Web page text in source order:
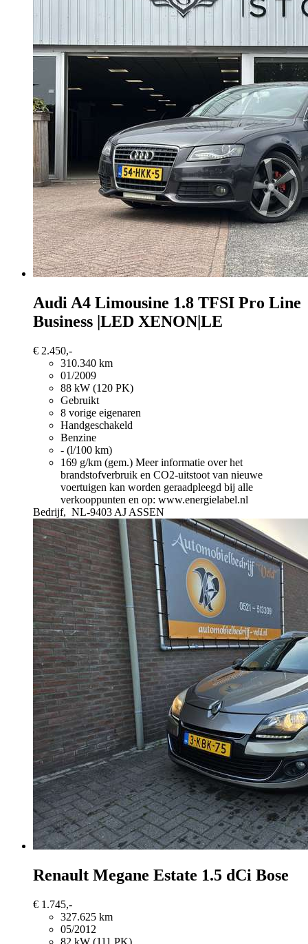
Audi A4 Limousine 1.8 TFSI Pro Line
Business |LED XENON|LE
€ 2.450,-
310.340 km
01/2009
88 kW (120 PK)
Gebruikt
8 vorige eigenaren
Handgeschakeld
Benzine
- (l/100 km)
169 g/km (gem.) Meer informatie over het
brandstofverbruik en CO2-uitstoot van nieuwe
voertuigen kan worden geraadpleegd bij alle
verkooppunten en op: www.energielabel.nl
Bedrijf, NL-9403 AJ ASSEN
Renault Megane Estate 1.5 dCi Bose
€ 1.745,-
327.625 km
05/2012
82 kW (111 PK)